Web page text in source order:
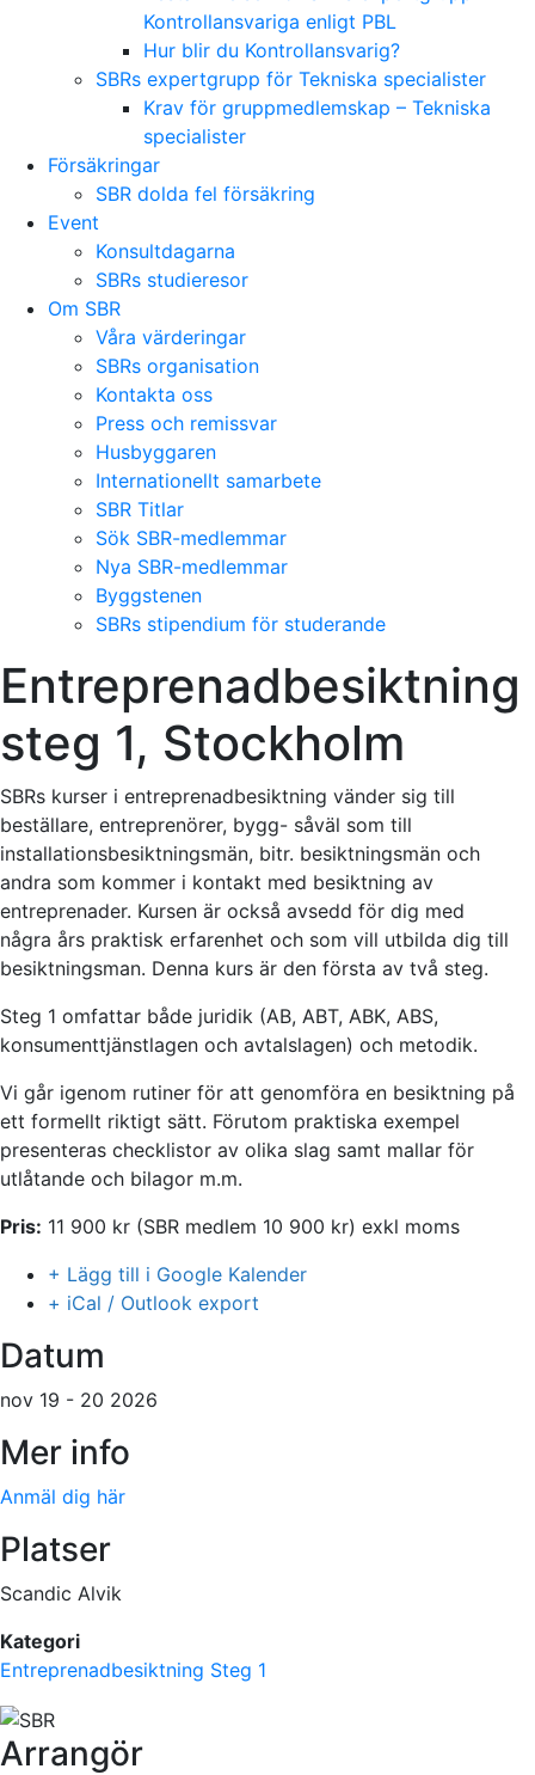
Kontrollansvariga enligt PBL
Hur blir du Kontrollansvarig?
SBRs expertgrupp för Tekniska specialister
Krav för gruppmedlemskap – Tekniska
specialister
Försäkringar
SBR dolda fel försäkring
Event
Konsultdagarna
SBRs studieresor
Om SBR
Våra värderingar
SBRs organisation
Kontakta oss
Press och remissvar
Husbyggaren
Internationellt samarbete
SBR Titlar
Sök SBR-medlemmar
Nya SBR-medlemmar
Byggstenen
SBRs stipendium för studerande
Entreprenadbesiktning
steg 1, Stockholm
SBRs kurser i entreprenadbesiktning vänder sig till
beställare, entreprenörer, bygg- såväl som till
installationsbesiktningsmän, bitr. besiktningsmän och
andra som kommer i kontakt med besiktning av
entreprenader. Kursen är också avsedd för dig med
några års praktisk erfarenhet och som vill utbilda dig till
besiktningsman. Denna kurs är den första av två steg.
Steg 1 omfattar både juridik (AB, ABT, ABK, ABS,
konsumenttjänstlagen och avtalslagen) och metodik.
Vi går igenom rutiner för att genomföra en besiktning på
ett formellt riktigt sätt. Förutom praktiska exempel
presenteras checklistor av olika slag samt mallar för
utlåtande och bilagor m.m.
Pris: 11 900 kr (SBR medlem 10 900 kr) exkl moms
+ Lägg till i Google Kalender
+ iCal / Outlook export
Datum
nov 19 - 20 2026
Mer info
Anmäl dig här
Platser
Scandic Alvik
Kategori
Entreprenadbesiktning Steg 1
Arrangör